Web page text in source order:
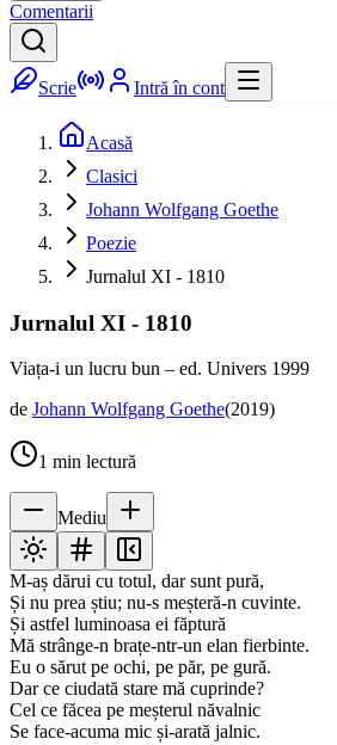
Comentarii
Scrie Intră în cont
Acasă
Clasici
Johann Wolfgang Goethe
Poezie
Jurnalul XI - 1810
Jurnalul XI - 1810
Viața-i un lucru bun – ed. Univers 1999
de Johann Wolfgang Goethe(2019)
1 min lectură
Mediu
M-aș dărui cu totul, dar sunt pură,
Și nu prea știu; nu-s meșteră-n cuvinte.
Și astfel luminoasa ei făptură
Mă strânge-n brațe-ntr-un elan fierbinte.
Eu o sărut pe ochi, pe păr, pe gură.
Dar ce ciudată stare mă cuprinde?
Cel ce făcea pe meșterul năvalnic
Se face-acuma mic și-arată jalnic.